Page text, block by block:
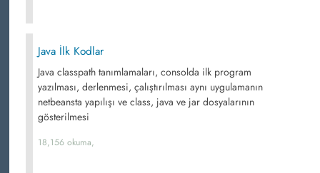
Java İlk Kodlar
Java classpath tanımlamaları, consolda ilk program
yazılması, derlenmesi, çalıştırılması aynı uygulamanın
netbeansta yapılışı ve class, java ve jar dosyalarının
gösterilmesi
18,156 okuma,